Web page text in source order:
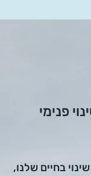
פנימי
בחיים שלנו,